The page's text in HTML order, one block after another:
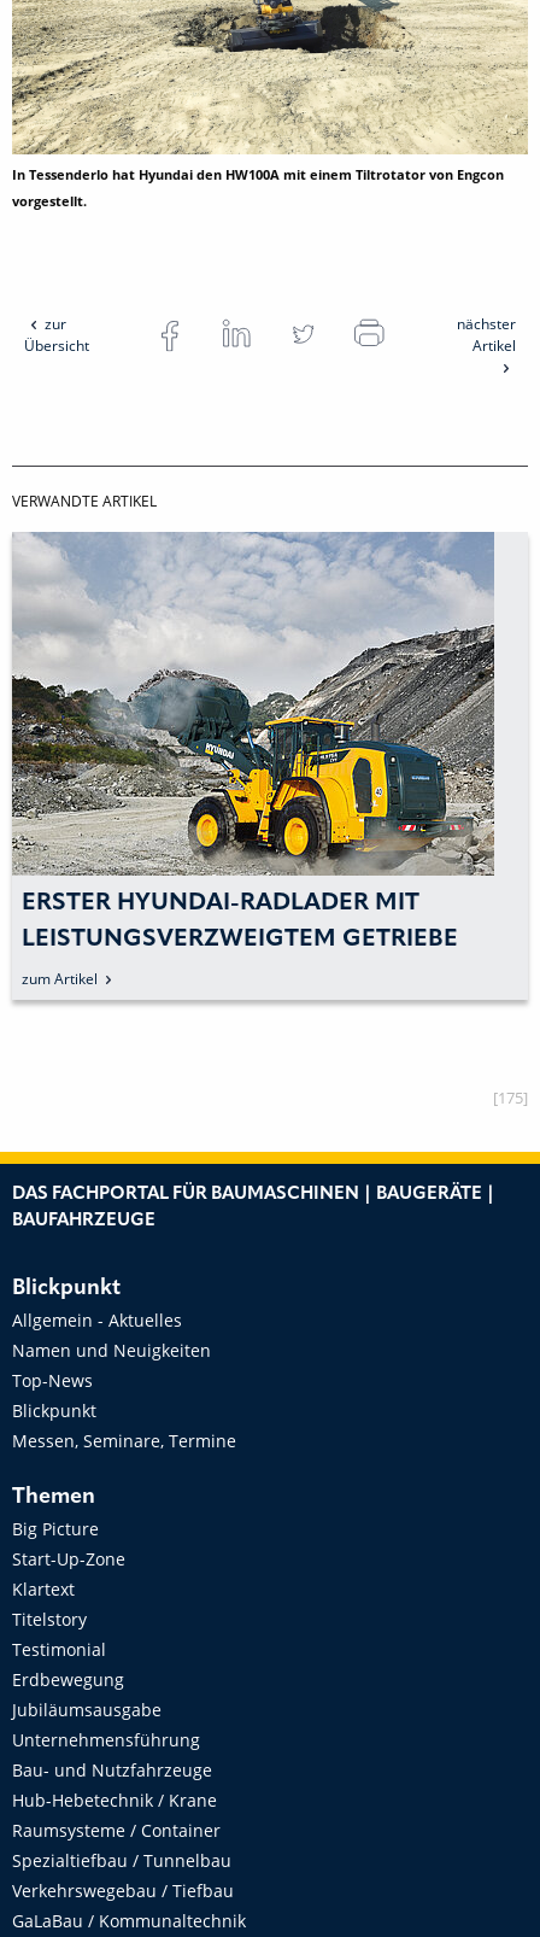
In Tessenderlo hat Hyundai den HW100A mit einem Tiltrotator von Engcon
vorgestellt.
zur
Übersicht
nächster
Artikel
VERWANDTE ARTIKEL
ERSTER HYUNDAI-RADLADER MIT
LEISTUNGSVERZWEIGTEM GETRIEBE
zum Artikel
[175]
DAS FACHPORTAL FÜR BAUMASCHINEN | BAUGERÄTE |
BAUFAHRZEUGE
Blickpunkt
Allgemein - Aktuelles
Namen und Neuigkeiten
Top-News
Blickpunkt
Messen, Seminare, Termine
Themen
Big Picture
Start-Up-Zone
Klartext
Titelstory
Testimonial
Erdbewegung
Jubiläumsausgabe
Unternehmensführung
Bau- und Nutzfahrzeuge
Hub-Hebetechnik / Krane
Raumsysteme / Container
Spezialtiefbau / Tunnelbau
Verkehrswegebau / Tiefbau
GaLaBau / Kommunaltechnik